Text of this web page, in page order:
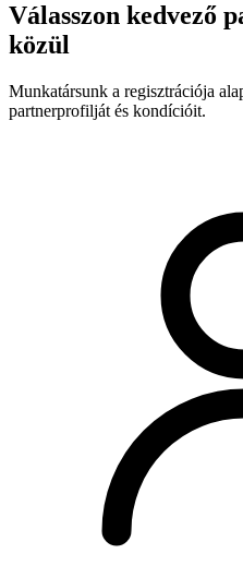
Válasszon kedvező
közül
Munkatársunk a regisztrációja
partnerprofilját és kondícióit.